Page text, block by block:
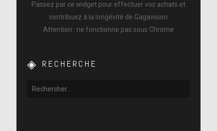
Passez par ce widget pour effectuer vos achats et
contribuez à la longévité de Gagavision
Attention : ne fonctionne pas sous Chrome
RECHERCHE